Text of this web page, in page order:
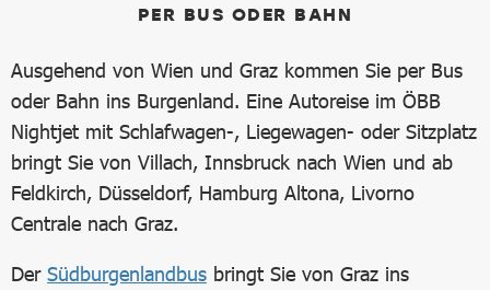
PER BUS ODER BAHN
Ausgehend von Wien und Graz kommen Sie per Bus
oder Bahn ins Burgenland. Eine Autoreise im ÖBB
Nightjet mit Schlafwagen-, Liegewagen- oder Sitzplatz
bringt Sie von Villach, Innsbruck nach Wien und ab
Feldkirch, Düsseldorf, Hamburg Altona, Livorno
Centrale nach Graz.
Der Südburgenlandbus bringt Sie von Graz ins